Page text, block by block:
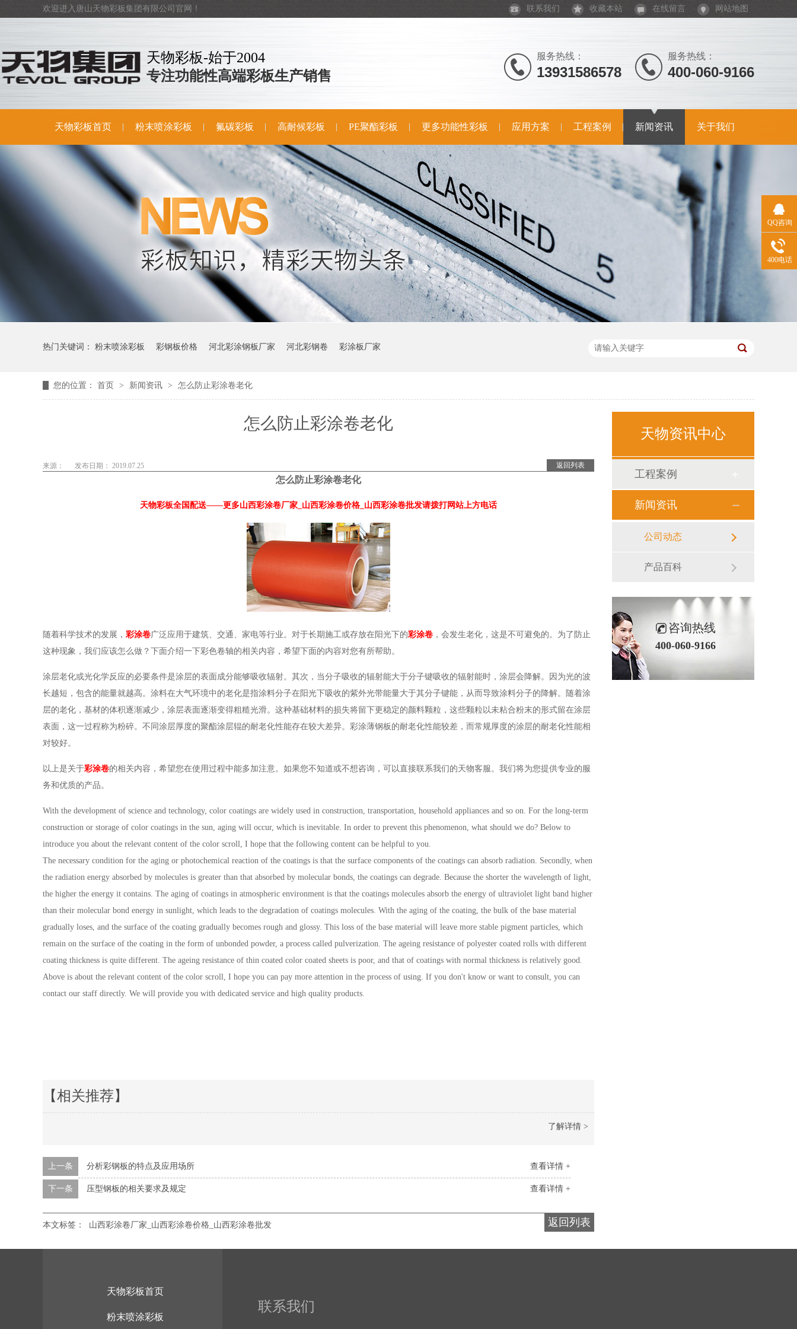
联系我们 收藏本站 在线留言 网站地图
欢迎进入唐山天物彩板集团有限公司官网！
天物彩板-始于2004
专注功能性高端彩板生产销售
服务热线：
400-060-9166
服务热线：
13931586578
天物彩板首页 粉末喷涂彩板 氟碳彩板 高耐候彩板 PE聚酯彩板 更多功能性彩板 应用方案 工程案例 新闻资讯 关于我们
热门关键词： 粉末喷涂彩板 彩钢板价格 河北彩涂钢板厂家 河北彩钢卷 彩涂板厂家
您的位置： 首页 > 新闻资讯 > 怎么防止彩涂卷老化
怎么防止彩涂卷老化
返回列表
来源： 发布日期： 2019.07.25
怎么防止彩涂卷老化
天物彩板全国配送——更多山西彩涂卷厂家_山西彩涂卷价格_山西彩涂卷批发请拨打网站上方电话
随着科学技术的发展， 彩涂卷广泛应用于建筑、交通、家电等行业。对于长期施工或存放在阳光下的彩涂卷 ，会发生老化，这是不可避免的。为了防止
这种现象，我们应该怎么做？下面介绍一下彩色卷轴的相关内容，希望下面的内容对您有所帮助。
涂层老化或光化学反应的必要条件是涂层的表面成分能够吸收辐射。其次，当分子吸收的辐射能大于分子键吸收的辐射能时，涂层会降解。因为光的波
长越短，包含的能量就越高。涂料在大气环境中的老化是指涂料分子在阳光下吸收的紫外光带能量大于其分子键能，从而导致涂料分子的降解。随着涂
层的老化，基材的体积逐渐减少，涂层表面逐渐变得粗糙光滑。这种基础材料的损失将留下更稳定的颜料颗粒，这些颗粒以未粘合粉末的形式留在涂层
表面，这一过程称为粉碎。不同涂层厚度的聚酯涂层辊的耐老化性能存在较大差异。彩涂薄钢板的耐老化性能较差，而常规厚度的涂层的耐老化性能相
对较好。
以上是关于彩涂卷的相关内容，希望您在使用过程中能多加注意。如果您不知道或不想咨询，可以直接联系我们的天物客服。我们将为您提供专业的服
务和优质的产品。
With the development of science and technology, color coatings are widely used in construction, transportation, household appliances and so on. For the long-term
construction or storage of color coatings in the sun, aging will occur, which is inevitable. In order to prevent this phenomenon, what should we do? Below to
introduce you about the relevant content of the color scroll, I hope that the following content can be helpful to you.
The necessary condition for the aging or photochemical reaction of the coatings is that the surface components of the coatings can absorb radiation. Secondly, when
the radiation energy absorbed by molecules is greater than that absorbed by molecular bonds, the coatings can degrade. Because the shorter the wavelength of light,
the higher the energy it contains. The aging of coatings in atmospheric environment is that the coatings molecules absorb the energy of ultraviolet light band higher
than their molecular bond energy in sunlight, which leads to the degradation of coatings molecules. With the aging of the coating, the bulk of the base material
gradually loses, and the surface of the coating gradually becomes rough and glossy. This loss of the base material will leave more stable pigment particles, which
remain on the surface of the coating in the form of unbonded powder, a process called pulverization. The ageing resistance of polyester coated rolls with different
coating thickness is quite different. The ageing resistance of thin coated color coated sheets is poor, and that of coatings with normal thickness is relatively good.
Above is about the relevant content of the color scroll, I hope you can pay more attention in the process of using. If you don't know or want to consult, you can
contact our staff directly. We will provide you with dedicated service and high quality products.
【相关推荐】
了解详情 >
查看详情 +
上一条 分析彩钢板的特点及应用场所
查看详情 +
下一条 压型钢板的相关要求及规定
返回列表
本文标签： 山西彩涂卷厂家_山西彩涂卷价格_山西彩涂卷批发
天物资讯中心
工程案例
新闻资讯
公司动态
产品百科
咨询热线
400-060-9166
天物彩板首页
粉末喷涂彩板
联系我们
QQ咨询
400电话